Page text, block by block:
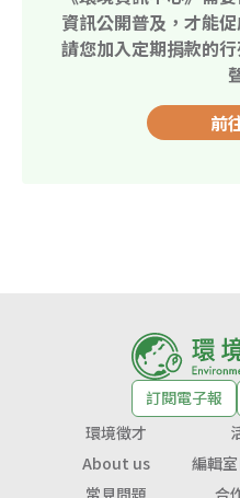
資訊公開普及，才能
請您加入定期捐款的
前
訂閱電子報
環境徵才
About us
編輯
常見問題
合